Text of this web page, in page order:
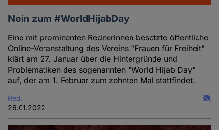
Nein zum #WorldHijabDay
Eine mit prominenten Rednerinnen besetzte öffentliche
Online-Veranstaltung des Vereins "Frauen für Freiheit"
klärt am 27. Januar über die Hintergründe und
Problematiken des sogenannten "World Hijab Day"
auf, der am 1. Februar zum zehnten Mal stattfindet.
Red.
26.01.2022